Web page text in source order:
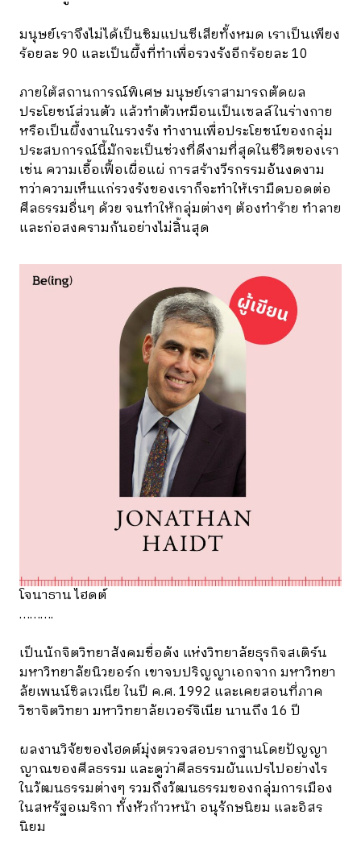
มนุษย์เราจึงไม่ได้เป็นชิมแปนซีเสียทั้งหมด เราเป็นเพียง
ร้อยละ 90 และเป็นผึ้งที่ทำเพื่อรวงรังอีกร้อยละ 10
ภายใต้สถานการณ์พิเศษ มนุษย์เราสามารถตัดผล
ประโยชน์ส่วนตัว แล้วทำตัวเหมือนเป็นเซลล์ในร่างกาย
หรือเป็นผึ้งงานในรวงรัง ทำงานเพื่อประโยชน์ของกลุ่ม
ประสบการณ์นี้มักจะเป็นช่วงที่ดีงามที่สุดในชีวิตของเรา
เช่น ความเอื้อเฟื้อเผื่อแผ่ การสร้างวีรกรรมอันงดงาม
ทว่าความเห็นแก่รวงรังของเราก็จะทำให้เรามืดบอดต่อ
ศีลธรรมอื่นๆ ด้วย จนทำให้กลุ่มต่างๆ ต้องทำร้าย ทำลาย
และก่อสงครามกันอย่างไม่สิ้นสุด
โจนาธาน ไฮดต์
……….
เป็นนักจิตวิทยาสังคมชื่อดัง แห่งวิทยาลัยธุรกิจสเติร์น
มหาวิทยาลัยนิวยอร์ก เขาจบปริญญาเอกจาก มหาวิทยา
ลัยเพนน์ซิลเวเนีย ในปี ค.ศ. 1992 และเคยสอนที่ภาค
วิชาจิตวิทยา มหาวิทยาลัยเวอร์จิเนีย นานถึง 16 ปี
ผลงานวิจัยของไฮดต์มุ่งตรวจสอบรากฐานโดยปัญญา
ญาณของศีลธรรม และดูว่าศีลธรรมผันแปรไปอย่างไร
ในวัฒนธรรมต่างๆ รวมถึงวัฒนธรรมของกลุ่มการเมือง
ในสหรัฐอเมริกา ทั้งหัวก้าวหน้า อนุรักษนิยม และอิสร
นิยม